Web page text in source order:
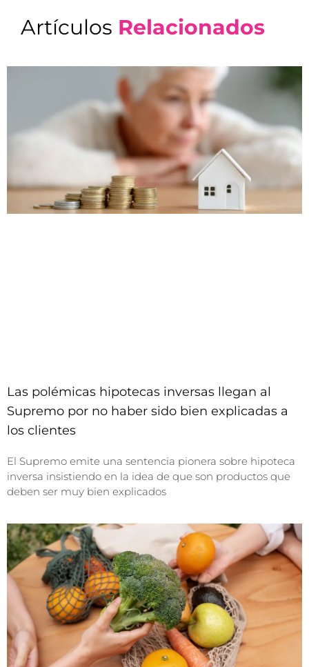
Artículos Relacionados
Las polémicas hipotecas inversas llegan al
Supremo por no haber sido bien explicadas a
los clientes
El Supremo emite una sentencia pionera sobre hipoteca
inversa insistiendo en la idea de que son productos que
deben ser muy bien explicados